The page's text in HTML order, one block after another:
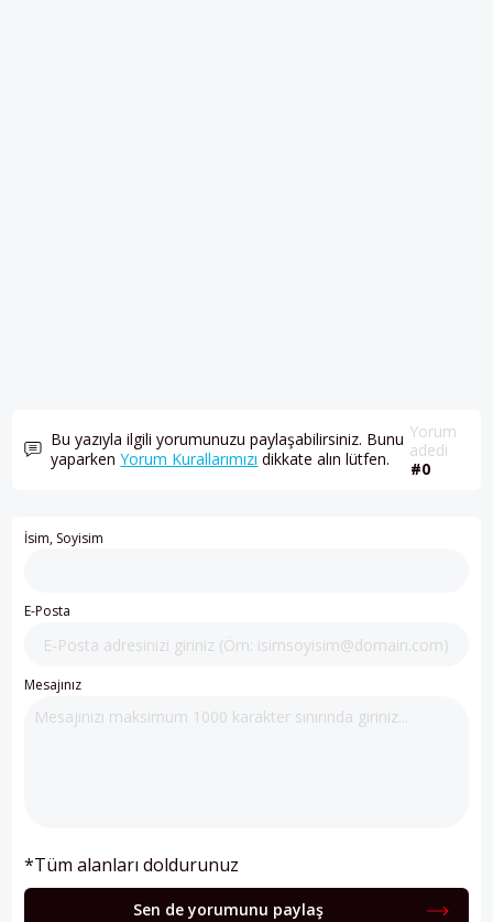
Bu yazıyla ilgili yorumunuzu paylaşabilirsiniz. Bunu
yaparkenYorum Kurallarımızı dikkate alın lütfen.
Yorum
adedi
#0
İsim, Soyisim
E-Posta
Mesajınız
*Tüm alanları doldurunuz
Sen de yorumunu paylaş